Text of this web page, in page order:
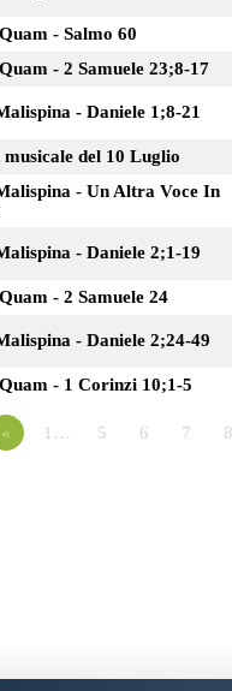
- Salmo 60
- 2 Samuele 23;8-17
- Daniele 1;8-21
musicale del 10 Luglio
- Un Altra Voce In
- Daniele 2;1-19
- 2 Samuele 24
- Daniele 2;24-49
- 1 Corinzi 10;1-5
« 1… 5 6 7 8